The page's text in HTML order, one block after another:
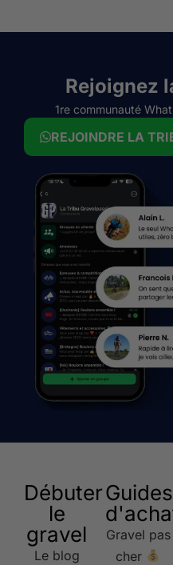
Rejoignez
1re communauté
REJOINDRE LA
Débuter
le
gravel
Le blog
Guides
Gravel pas
cher